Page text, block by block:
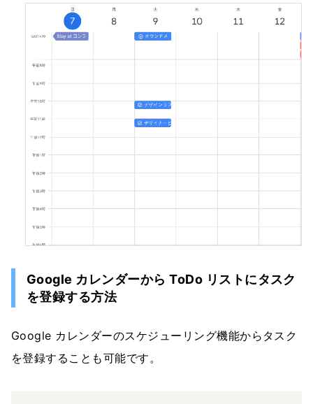
Google カレンダーから ToDo リストにタスク
を登録する方法
Google カレンダーのスケジューリング機能からタスク
を登録することも可能です。